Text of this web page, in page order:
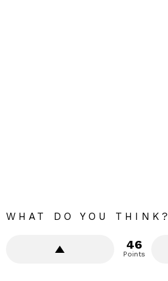
WHAT DO YOU THINK?
46
Points